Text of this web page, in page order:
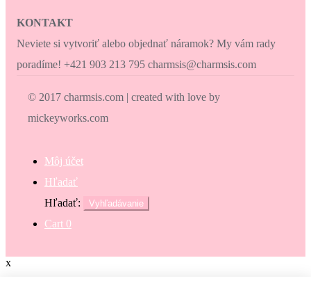
KONTAKT
Neviete si vytvoriť alebo objednať náramok? My vám rady
poradíme! +421 903 213 795 charmsis@charmsis.com
© 2017 charmsis.com | created with love by
mickeyworks.com
Môj účet
Hľadať
Hľadať:
Vyhľadávanie
Cart 0
x